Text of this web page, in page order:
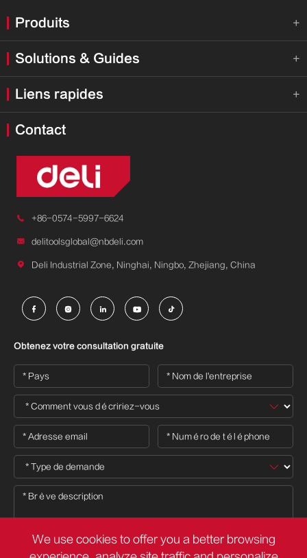
Produits 
Solutions & Guides 
Liens rapides 
Contact
 +86-0574-5997-6624
 delitoolsglobal@nbdeli.com
 Deli Industrial Zone, Ninghai, Ningbo, Zhejiang, China
    
Obtenez votre consultation gratuite
We use cookies to offer you a better browsing